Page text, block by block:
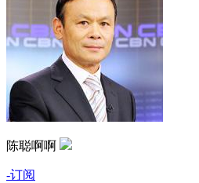
陈聪啊啊
-订阅